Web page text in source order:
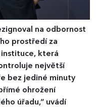
na odbornost
prostředí za
která
největší
bez jediné minuty
ohrožení
úřadu,“ uvádí